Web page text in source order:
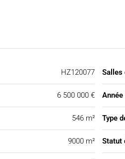
HZ120077
6 500 000 €
546 m²
9000 m²
Salles
Type
Statut